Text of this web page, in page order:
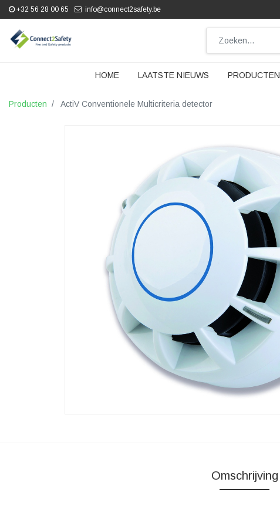
+32 56 28 00 65 info@connect2safety.be
HOME LAATSTE NIEUWS PRODUCTEN
Producten ActiV Conventionele Multicriteria detector
Omschrijving